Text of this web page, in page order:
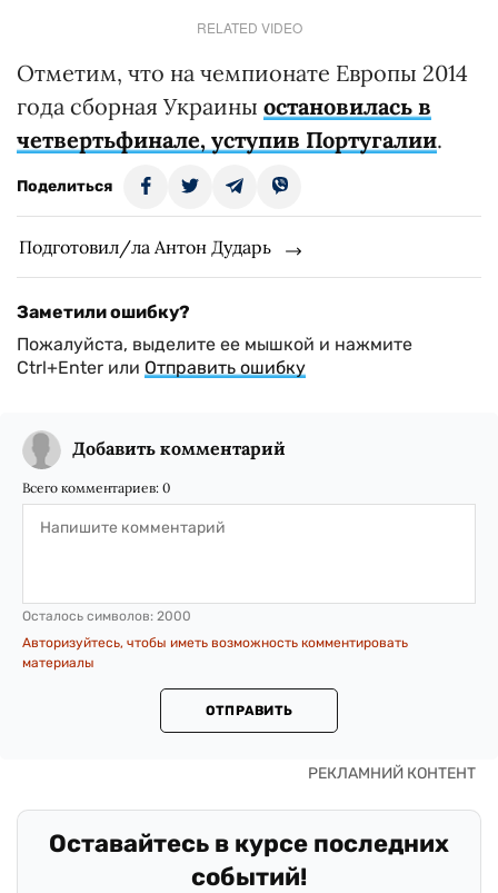
RELATED VIDEO
Отметим, что на чемпионате Европы 2014
года сборная Украины остановилась в
четвертьфинале, уступив Португалии.
Поделиться
Подготовил/ла Антон Дударь
Заметили ошибку?
Пожалуйста, выделите ее мышкой и нажмите
Ctrl+Enter или Отправить ошибку
Добавить комментарий
Всего комментариев: 0
Осталось символов: 2000
Авторизуйтесь, чтобы иметь возможность комментировать
материалы
ОТПРАВИТЬ
Оставайтесь в курсе последних
событий!